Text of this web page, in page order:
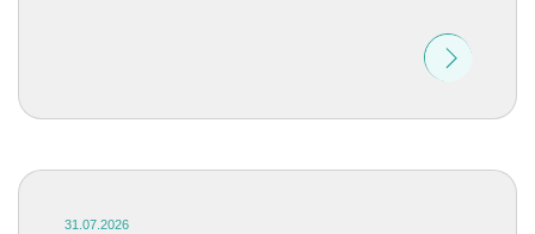
31.07.2026